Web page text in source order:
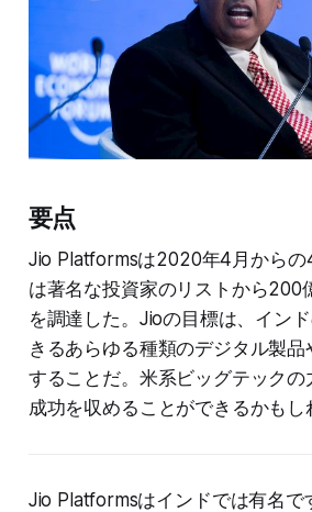
要点
Jio Platformsは2020年4月からの
は著名な投資家のリストから200
を調達した。Jioの目標は、イン
きるあらゆる種類のデジタル製
することだ。米系ビッグテック
成功を収めることができるかもし
Jio Platformsはインドでは有名で